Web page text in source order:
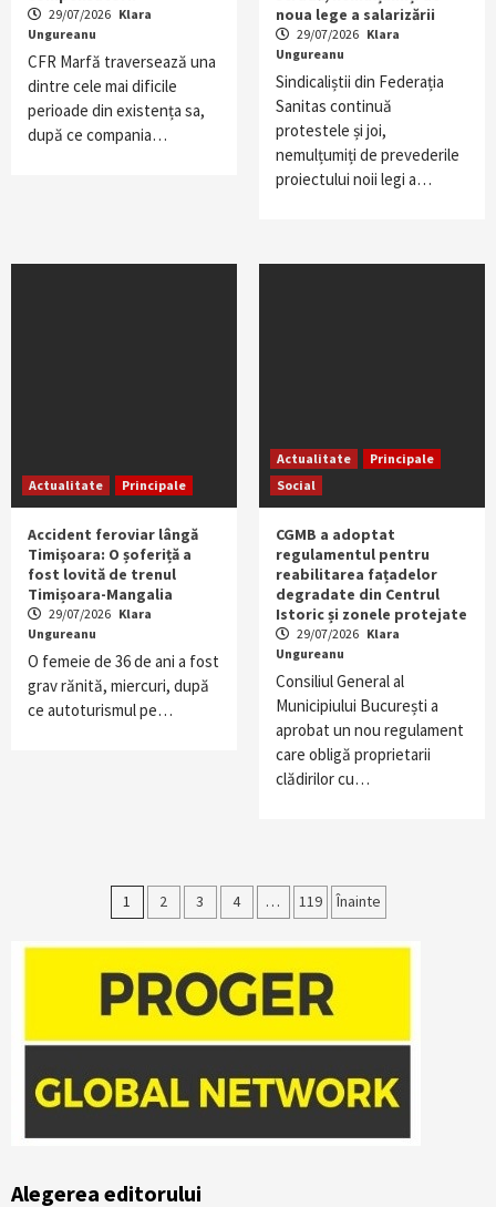
29/07/2026 Klara
Ungureanu
CFR Marfă traversează una
dintre cele mai dificile
perioade din existența sa,
după ce compania…
noua lege a salarizării
29/07/2026 Klara
Ungureanu
Sindicaliștii din Federația
Sanitas continuă
protestele și joi,
nemulțumiți de prevederile
proiectului noii legi a…
Actualitate Principale
Accident feroviar lângă
Timişoara: O șoferiță a
fost lovită de trenul
Timișoara-Mangalia
29/07/2026 Klara
Ungureanu
O femeie de 36 de ani a fost
grav rănită, miercuri, după
ce autoturismul pe…
Actualitate
Principale
Social
CGMB a adoptat
regulamentul pentru
reabilitarea fațadelor
degradate din Centrul
Istoric și zonele protejate
29/07/2026 Klara
Ungureanu
Consiliul General al
Municipiului București a
aprobat un nou regulament
care obligă proprietarii
clădirilor cu…
Paginație
articole
1 2 3 4 … 119 Înainte
Alegerea editorului